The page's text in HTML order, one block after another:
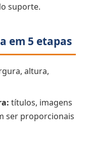
suporte.
em 5 etapas
altura,
títulos, imagens
ser proporcionais